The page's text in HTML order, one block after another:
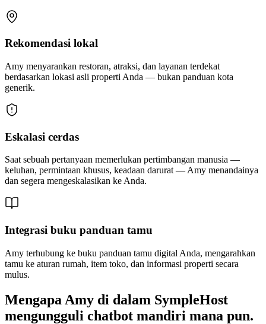
Rekomendasi lokal
Amy menyarankan restoran, atraksi, dan layanan terdekat
berdasarkan lokasi asli properti Anda — bukan panduan kota
generik.
Eskalasi cerdas
Saat sebuah pertanyaan memerlukan pertimbangan manusia —
keluhan, permintaan khusus, keadaan darurat — Amy menandainya
dan segera mengeskalasikan ke Anda.
Integrasi buku panduan tamu
Amy terhubung ke buku panduan tamu digital Anda, mengarahkan
tamu ke aturan rumah, item toko, dan informasi properti secara
mulus.
Mengapa Amy di dalam SympleHost
mengungguli chatbot mandiri mana pun.